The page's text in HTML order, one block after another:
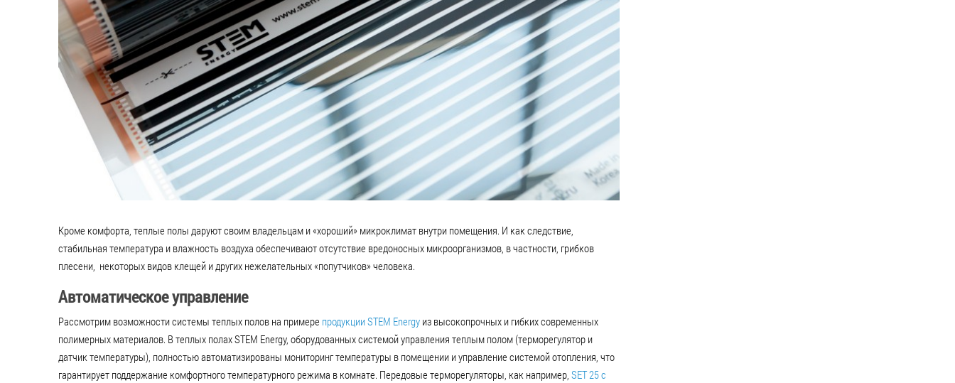
Кроме комфорта, теплые полы даруют своим владельцам и «хороший» микроклимат внутри помещения. И как следствие,
стабильная температура и влажность воздуха обеспечивают отсутствие вредоносных микроорганизмов, в частности, грибков
плесени, некоторых видов клещей и других нежелательных «попутчиков» человека.
Автоматическое управление
Рассмотрим возможности системы теплых полов на примере продукции STEM Energy из высокопрочных и гибких современных
полимерных материалов. В теплых полах STEM Energy, оборудованных системой управления теплым полом (терморегулятор и
датчик температуры), полностью автоматизированы мониторинг температуры в помещении и управление системой отопления, что
гарантирует поддержание комфортного температурного режима в комнате. Передовые терморегуляторы, как например, SET 25 с